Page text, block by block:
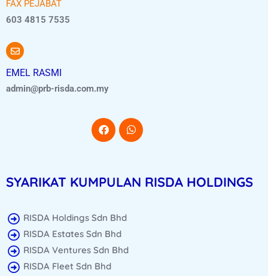
FAX PEJABAT
603 4815 7535
EMEL RASMI
admin@prb-risda.com.my
SYARIKAT KUMPULAN RISDA HOLDINGS
RISDA Holdings Sdn Bhd
RISDA Estates Sdn Bhd
RISDA Ventures Sdn Bhd
RISDA Fleet Sdn Bhd